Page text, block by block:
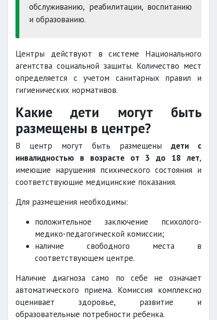
обслуживанию, реабилитации, воспитанию
и образованию.
Центры действуют в системе Национального
агентства социальной защиты. Количество мест
определяется с учетом санитарных правил и
гигиенических нормативов.
Какие дети могут быть
размещены в центре?
В центр могут быть размещены дети с
инвалидностью в возрасте от 3 до 18 лет,
имеющие нарушения психического состояния и
соответствующие медицинские показания.
Для размещения необходимы:
положительное заключение психолого-
медико-педагогической комиссии;
наличие свободного места в
соответствующем центре.
Наличие диагноза само по себе не означает
автоматического приема. Комиссия комплексно
оценивает здоровье, развитие и
образовательные потребности ребенка.